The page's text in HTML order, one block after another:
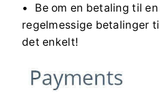
Be om en betaling til
regelmessige betalinger
det enkelt!